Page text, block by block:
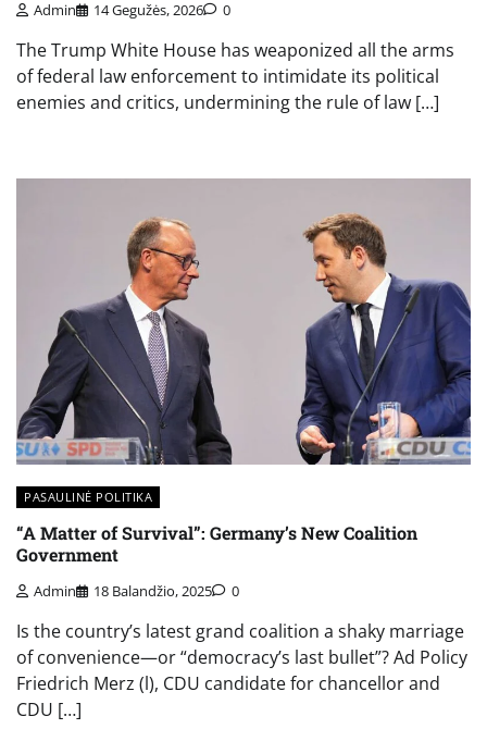
Admin 14 Gegužės, 2026 0
The Trump White House has weaponized all the arms
of federal law enforcement to intimidate its political
enemies and critics, undermining the rule of law […]
PASAULINĖ POLITIKA
“A Matter of Survival”: Germany’s New Coalition
Government
Admin 18 Balandžio, 2025 0
Is the country’s latest grand coalition a shaky marriage
of convenience—or “democracy’s last bullet”? Ad Policy
Friedrich Merz (l), CDU candidate for chancellor and
CDU […]